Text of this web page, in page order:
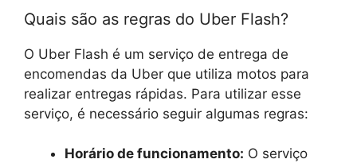
Quais são as regras do Uber Flash?
O Uber Flash é um serviço de entrega de
encomendas da Uber que utiliza motos para
realizar entregas rápidas. Para utilizar esse
serviço, é necessário seguir algumas regras:
Horário de funcionamento: O serviço